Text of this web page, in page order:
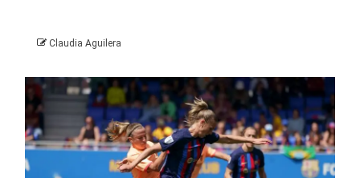
Claudia Aguilera